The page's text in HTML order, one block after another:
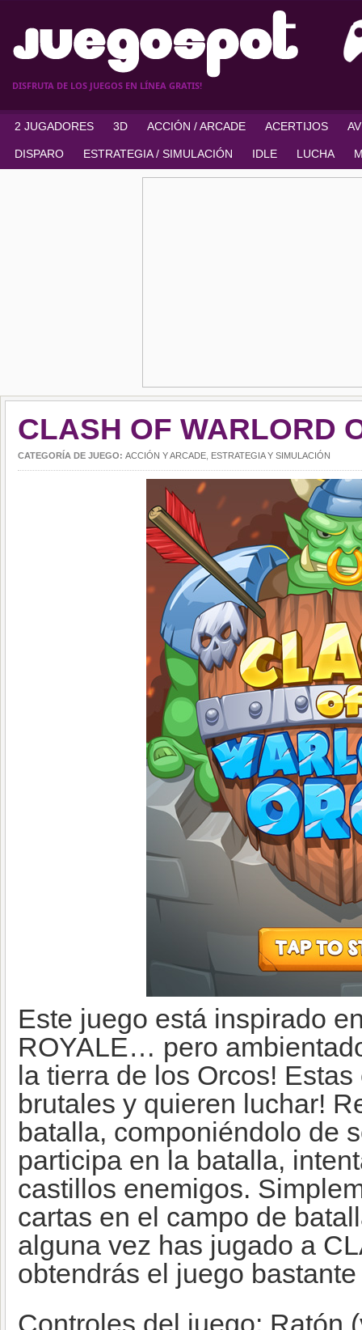
DISFRUTA DE LOS JUEGOS EN LÍNEA GRATIS!
2 JUGADORES 3D ACCIÓN / ARCADE ACERTIJOS
DISPARO ESTRATEGIA / SIMULACIÓN IDLE LUCHA
CLASH OF WARLORD
CATEGORÍA DE JUEGO: ACCIÓN Y ARCADE ESTRATEGIA Y SIMULACIÓN
Este juego está inspirado
ROYALE… pero
la tierra de los Orcos!
brutales y quieren luchar!
batalla, componiéndolo de
participa en la batalla,
castillos enemigos.
cartas en el campo de
alguna vez has jugado a
obtendrás el juego
Controles del juego: Ratón